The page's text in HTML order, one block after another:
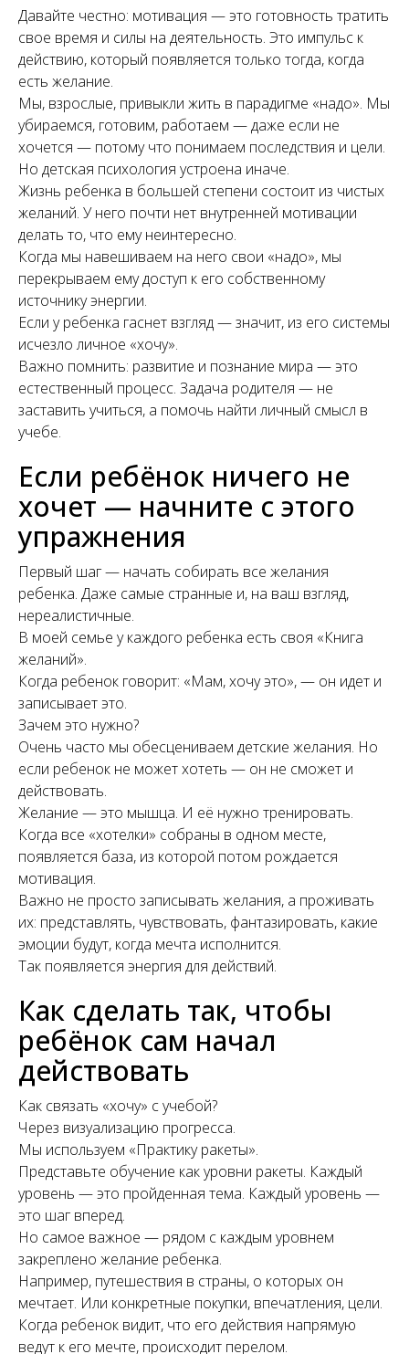
Давайте честно: мотивация — это готовность тратить
свое время и силы на деятельность. Это импульс к
действию, который появляется только тогда, когда
есть желание.
Мы, взрослые, привыкли жить в парадигме «надо». Мы
убираемся, готовим, работаем — даже если не
хочется — потому что понимаем последствия и цели.
Но детская психология устроена иначе.
Жизнь ребенка в большей степени состоит из чистых
желаний. У него почти нет внутренней мотивации
делать то, что ему неинтересно.
Когда мы навешиваем на него свои «надо», мы
перекрываем ему доступ к его собственному
источнику энергии.
Если у ребенка гаснет взгляд — значит, из его системы
исчезло личное «хочу».
Важно помнить: развитие и познание мира — это
естественный процесс. Задача родителя — не
заставить учиться, а помочь найти личный смысл в
учебе.
Если ребёнок ничего не
хочет — начните с этого
упражнения
Первый шаг — начать собирать все желания
ребенка. Даже самые странные и, на ваш взгляд,
нереалистичные.
В моей семье у каждого ребенка есть своя «Книга
желаний».
Когда ребенок говорит: «Мам, хочу это», — он идет и
записывает это.
Зачем это нужно?
Очень часто мы обесцениваем детские желания. Но
если ребенок не может хотеть — он не сможет и
действовать.
Желание — это мышца. И её нужно тренировать.
Когда все «хотелки» собраны в одном месте,
появляется база, из которой потом рождается
мотивация.
Важно не просто записывать желания, а проживать
их: представлять, чувствовать, фантазировать, какие
эмоции будут, когда мечта исполнится.
Так появляется энергия для действий.
Как сделать так, чтобы
ребёнок сам начал
действовать
Как связать «хочу» с учебой?
Через визуализацию прогресса.
Мы используем «Практику ракеты».
Представьте обучение как уровни ракеты. Каждый
уровень — это пройденная тема. Каждый уровень —
это шаг вперед.
Но самое важное — рядом с каждым уровнем
закреплено желание ребенка.
Например, путешествия в страны, о которых он
мечтает. Или конкретные покупки, впечатления, цели.
Когда ребенок видит, что его действия напрямую
ведут к его мечте, происходит перелом.